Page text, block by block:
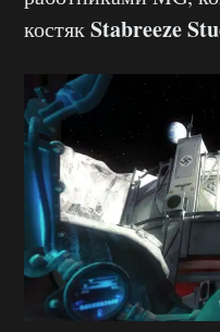
костякStabreeze